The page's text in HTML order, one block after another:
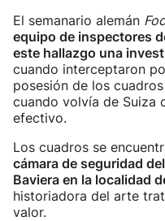
El semanario alemán
equipo de inspectores
este hallazgo una
cuando interceptaron
posesión de los
cuando volvía de Suiza
efectivo.
Los cuadros se
cámara de seguridad
Baviera en la localidad
historiadora del arte
valor.